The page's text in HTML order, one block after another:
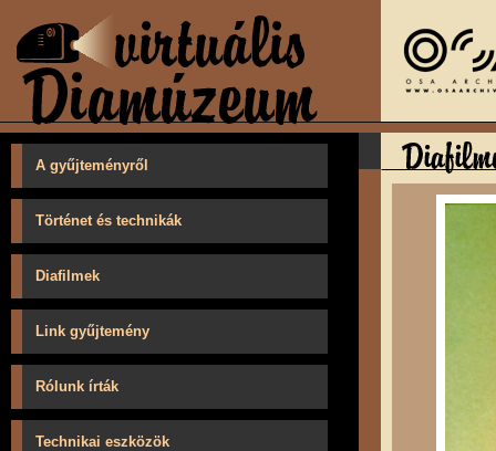
A gyűjteményről
Történet és technikák
Diafilmek
Link gyűjtemény
Rólunk írták
Technikai eszközök